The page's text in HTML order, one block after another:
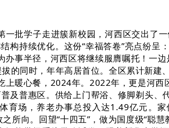
批学子走进簇新校园，河西区交出了
构持续优化。这份“幸福答卷”亮点纷呈
事半径，河西区将继续服膺嘱托！一
的同时，年年高居首位。全区累计新
暖心餐，2024年。2022年，更是河西
普惠区。供给上门帮浴、修脚剃头、
育场，养老办事总投入达1.49亿元。
所向。回望“十四五”，做为国度级“聪